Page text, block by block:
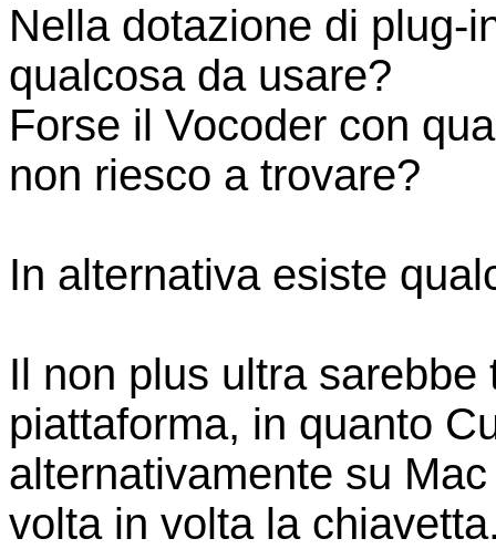
Nella dotazione di plug-
qualcosa da usare?
Forse il Vocoder con
non riesco a trovare?
In alternativa esiste
Il non plus ultra
piattaforma, in quanto
alternativamente su
volta in volta la